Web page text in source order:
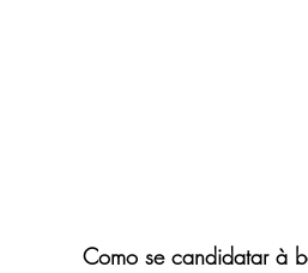
Como se candidatar à